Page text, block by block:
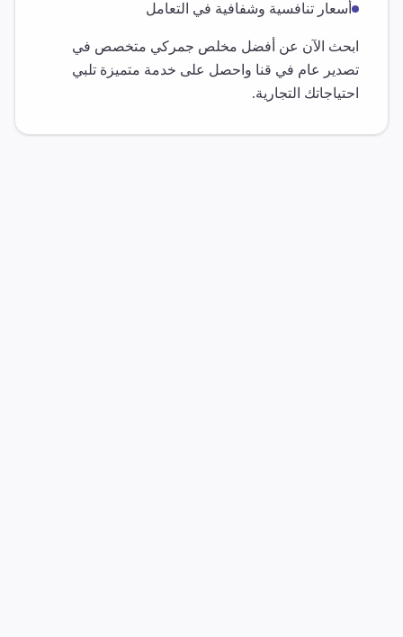
أسعار تنافسية وشفافية في التعامل
ابحث الآن عن أفضل مخلص جمركي متخصص في
تصدير عام في قنا واحصل على خدمة متميزة تلبي
احتياجاتك التجارية.